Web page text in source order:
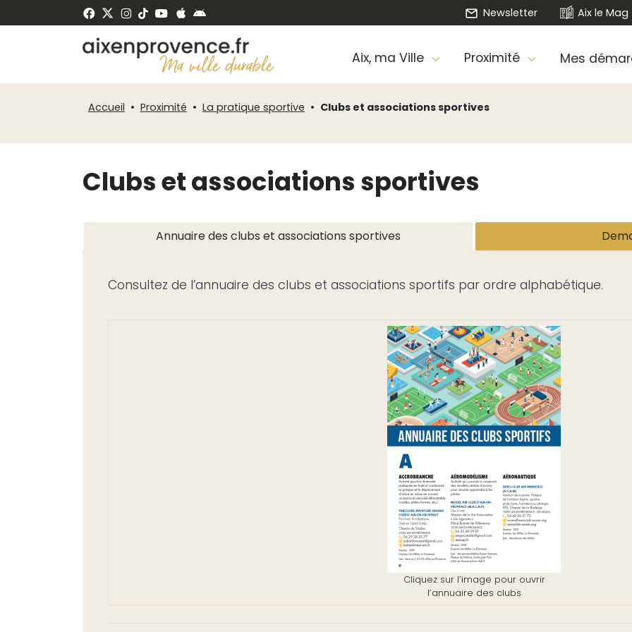
Newsletter Aix le Mag
Aix, ma Ville Proximité Mes
Accueil Proximité La pratique sportive Clubs et associations sportives
Clubs et associations sportives
Annuaire des clubs et associations sportives
Consultez de l’annuaire des clubs et associations sportifs par ordre alphabétique.
Cliquez sur l’image pour ouvrir
l’annuaire des clubs
de
Panneau de gestion des cookies